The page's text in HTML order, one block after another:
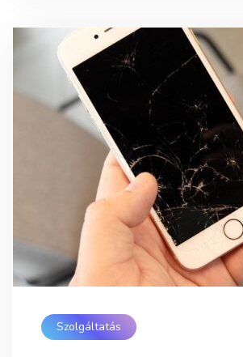
Szolgáltatás